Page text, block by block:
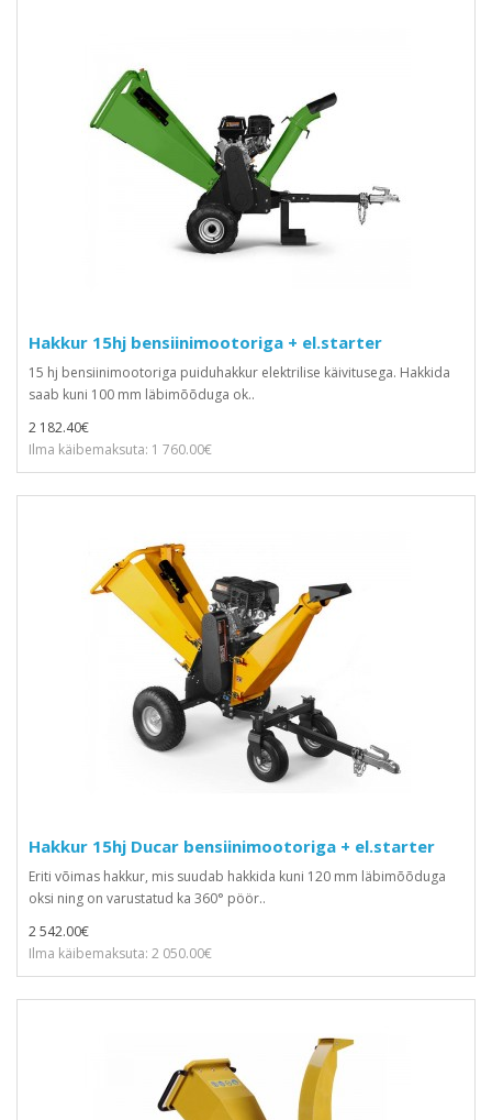
Hakkur 15hj bensiinimootoriga + el.starter
15 hj bensiinimootoriga puiduhakkur elektrilise käivitusega. Hakkida
saab kuni 100 mm läbimõõduga ok..
2 182.40€
Ilma käibemaksuta: 1 760.00€
Hakkur 15hj Ducar bensiinimootoriga + el.starter
Eriti võimas hakkur, mis suudab hakkida kuni 120 mm läbimõõduga
oksi ning on varustatud ka 360° pöör..
2 542.00€
Ilma käibemaksuta: 2 050.00€